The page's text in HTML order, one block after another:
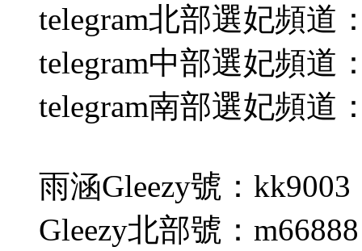
telegram北部選妃頻道
telegram中部選妃頻道
telegram南部選妃頻道
雨涵Gleezy號：kk9003
Gleezy北部號：m66888